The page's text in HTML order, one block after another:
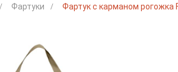
Фартуки Фартук с карманом рогожка